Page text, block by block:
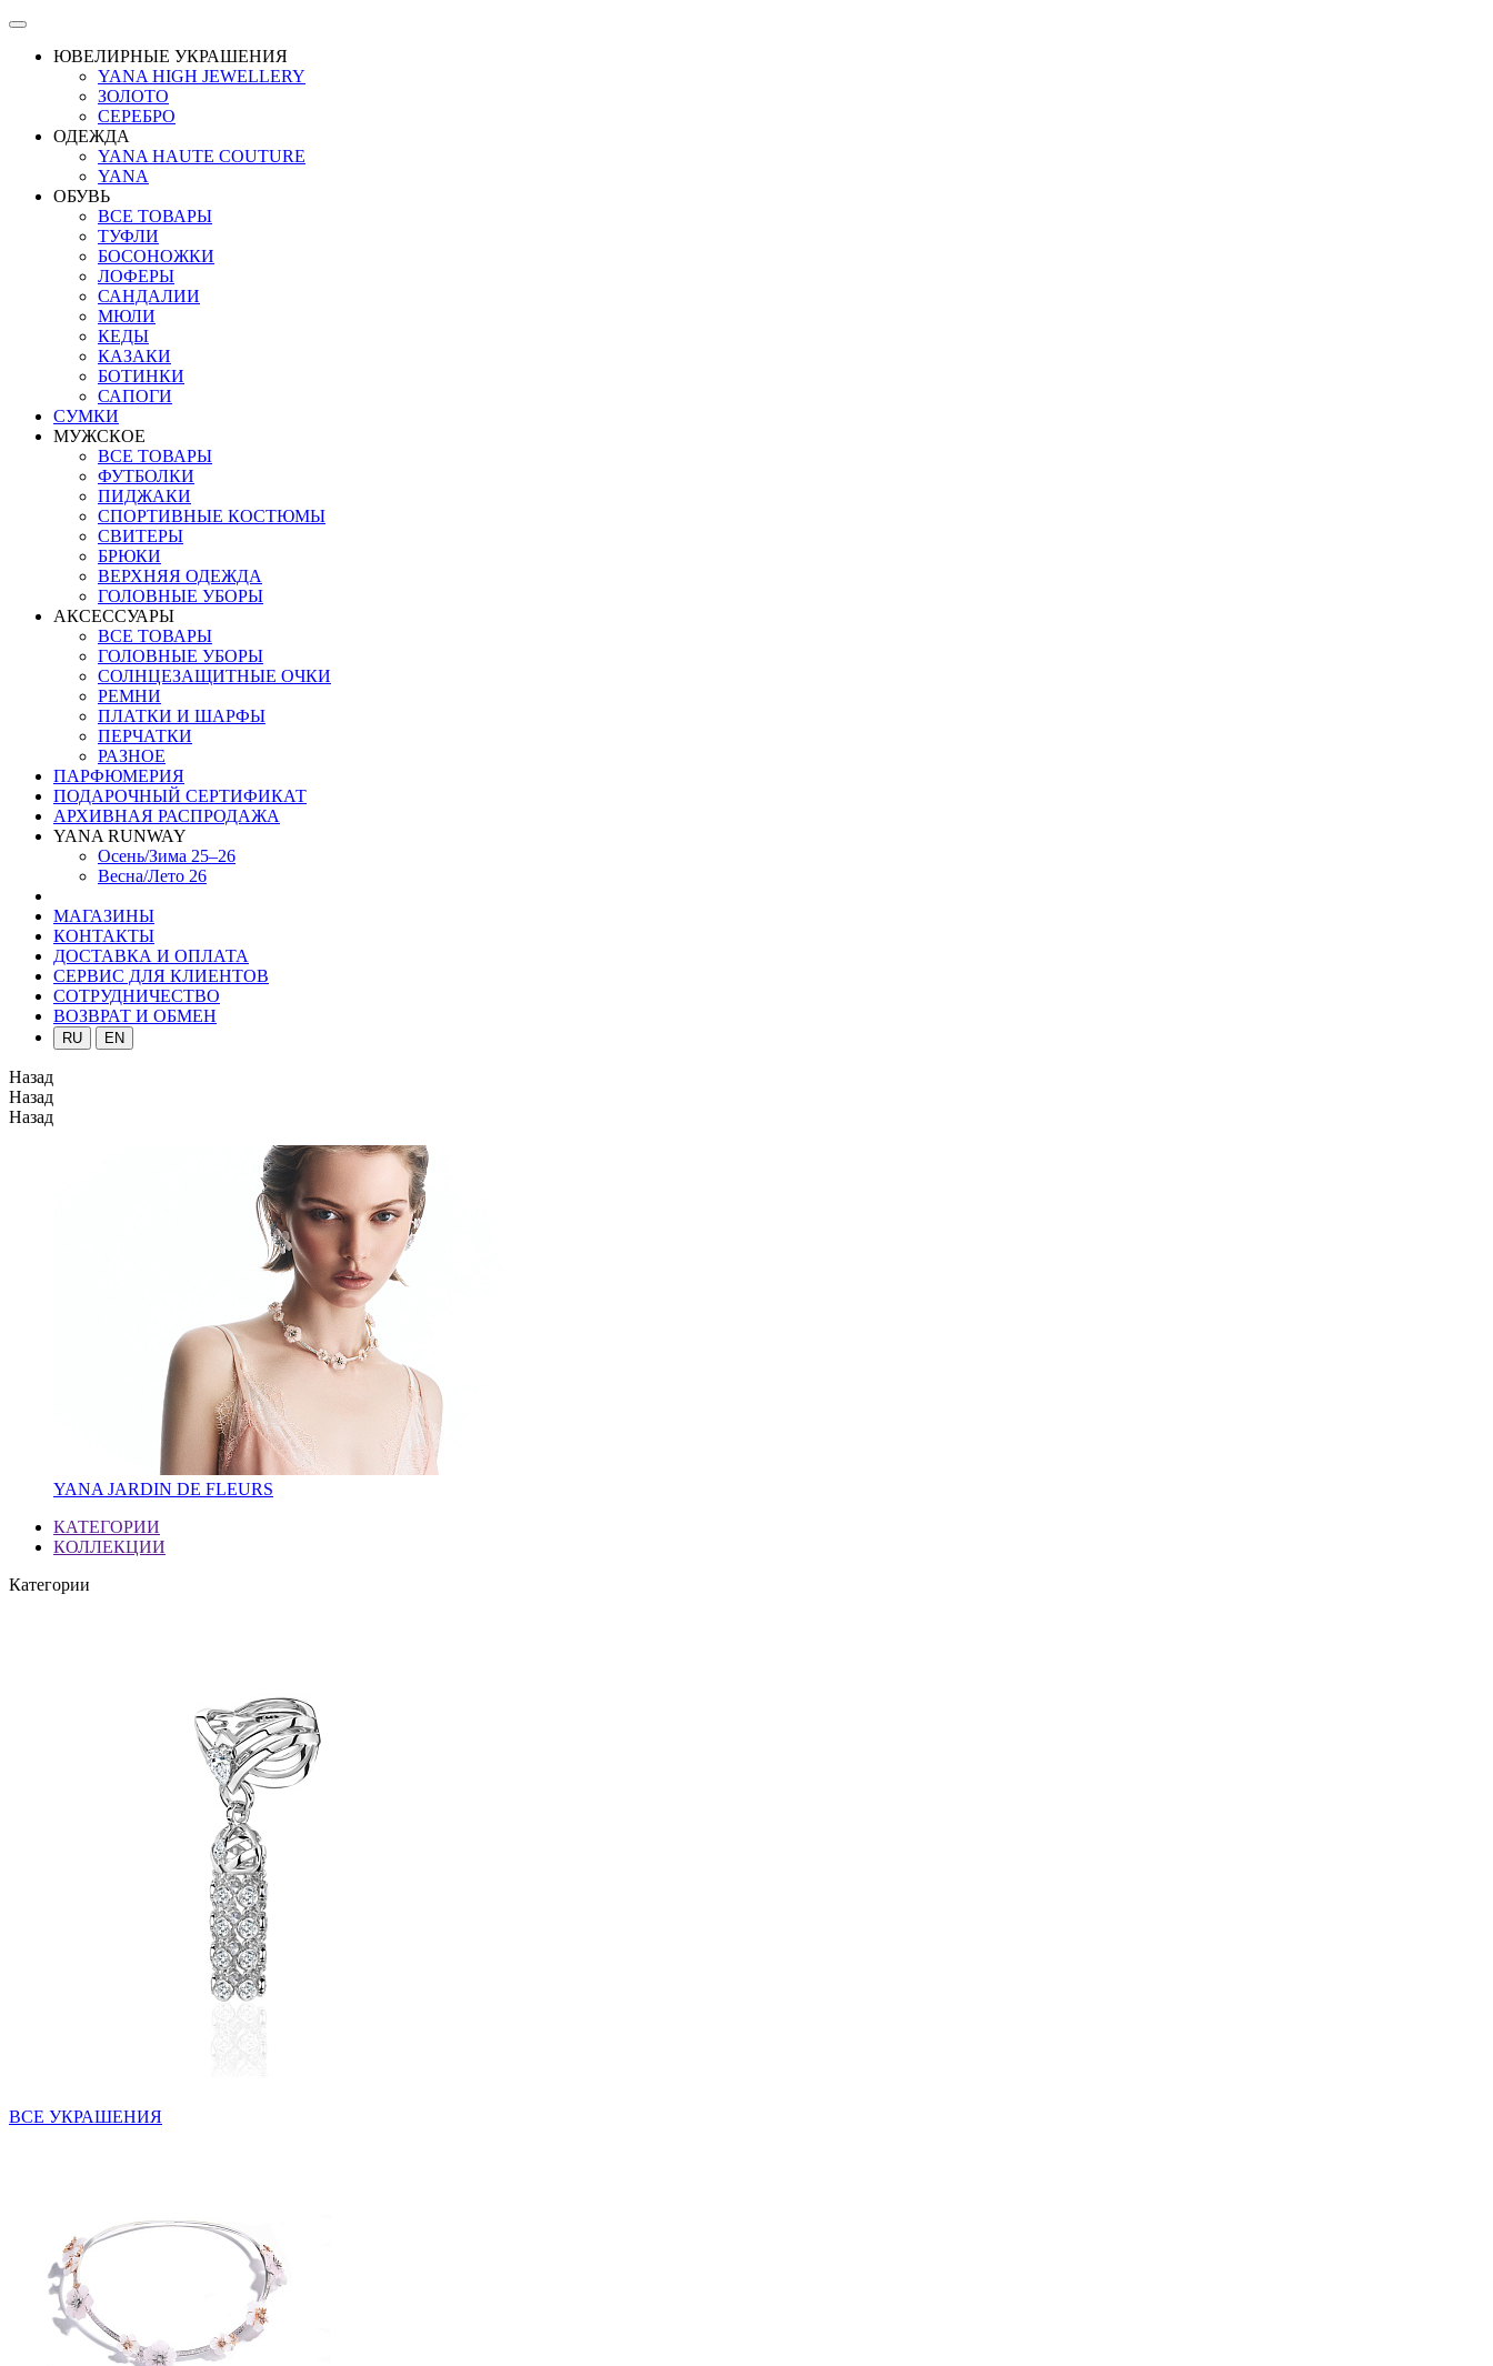
ЮВЕЛИРНЫЕ УКРАШЕНИЯ
YANA HIGH JEWELLERY
ЗОЛОТО
СЕРЕБРО
ОДЕЖДА
YANA HAUTE COUTURE
YANA
ОБУВЬ
ВСЕ ТОВАРЫ
ТУФЛИ
БОСОНОЖКИ
ЛОФЕРЫ
САНДАЛИИ
МЮЛИ
КЕДЫ
КАЗАКИ
БОТИНКИ
САПОГИ
СУМКИ
МУЖСКОЕ
ВСЕ ТОВАРЫ
ФУТБОЛКИ
ПИДЖАКИ
СПОРТИВНЫЕ КОСТЮМЫ
СВИТЕРЫ
БРЮКИ
ВЕРХНЯЯ ОДЕЖДА
ГОЛОВНЫЕ УБОРЫ
АКСЕССУАРЫ
ВСЕ ТОВАРЫ
ГОЛОВНЫЕ УБОРЫ
СОЛНЦЕЗАЩИТНЫЕ ОЧКИ
РЕМНИ
ПЛАТКИ И ШАРФЫ
ПЕРЧАТКИ
РАЗНОЕ
ПАРФЮМЕРИЯ
ПОДАРОЧНЫЙ СЕРТИФИКАТ
АРХИВНАЯ РАСПРОДАЖА
YANA RUNWAY
Осень/Зима 25–26
Весна/Лето 26
МАГАЗИНЫ
КОНТАКТЫ
ДОСТАВКА И ОПЛАТА
СЕРВИС ДЛЯ КЛИЕНТОВ
СОТРУДНИЧЕСТВО
ВОЗВРАТ И ОБМЕН
RU EN
Назад
Назад
Назад
YANA JARDIN DE FLEURS
КАТЕГОРИИ
КОЛЛЕКЦИИ
Категории
ВСЕ УКРАШЕНИЯ